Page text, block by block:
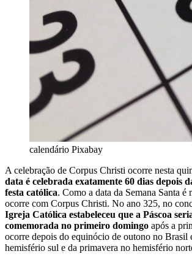
calendário Pixabay
A celebração de Corpus Christi ocorre nesta
data é celebrada exatamente 60 dias depois
festa católica. Como a data da Semana Santa é
ocorre com Corpus Christi. No ano 325, no
Igreja Católica estabeleceu que a Páscoa
comemorada no primeiro domingo após a
ocorre depois do equinócio de outono no Brasil
hemisfério sul e da primavera no hemisfério